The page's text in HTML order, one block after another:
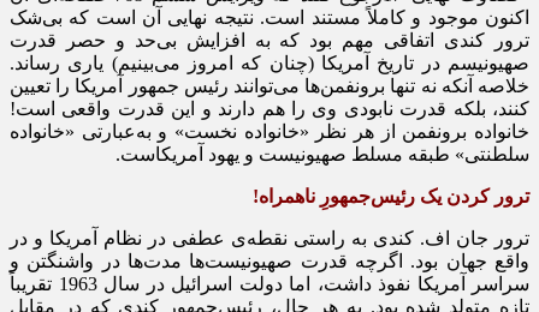
اکنون موجود و کاملاً مستند است. نتیجه نهایی آن است که بی‌شک
ترور کندی اتفاقی مهم بود که به افزایش بی‌حد و حصر قدرت
صهیونیسم در تاریخ آمریکا (چنان که امروز می‌بینیم) یاری رساند.
خلاصه آنکه نه تنها برونفمن‌ها می‌توانند رئیس جمهور آمریکا را تعیین
کنند، بلکه قدرت نابودی وی را هم دارند و این قدرت واقعی است!
خانواده برونفمن از هر نظر «خانواده نخست» و به‌عبارتی «خانواده
سلطنتی» طبقه مسلط صهیونیست و یهود آمریکاست.
ترور کردن یک رئیس‌جمهورِ ناهمراه!
ترور جان اف. کندی به راستی نقطه‌ی عطفی در نظام آمریکا و در
واقع جهان بود. اگرچه قدرت صهیونیست‌ها مدت‌ها در واشنگتن و
سراسر آمریکا نفوذ داشت، اما دولت اسرائیل در سال 1963 تقریباً
تازه متولد شده بود. به هر حال، رئیس‌جمهور کندی که در مقابل